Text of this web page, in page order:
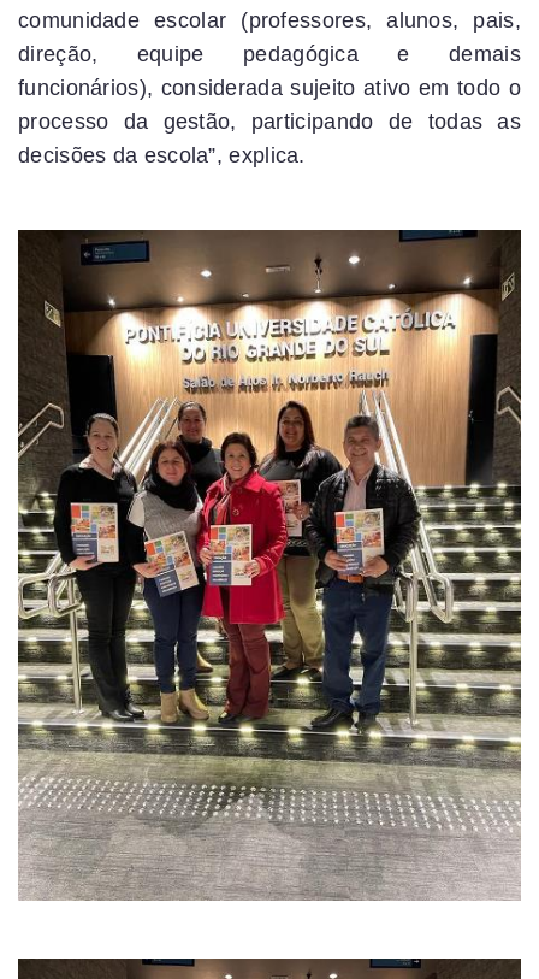
comunidade escolar (professores, alunos, pais,
direção, equipe pedagógica e demais
funcionários), considerada sujeito ativo em todo o
processo da gestão, participando de todas as
decisões da escola”, explica.